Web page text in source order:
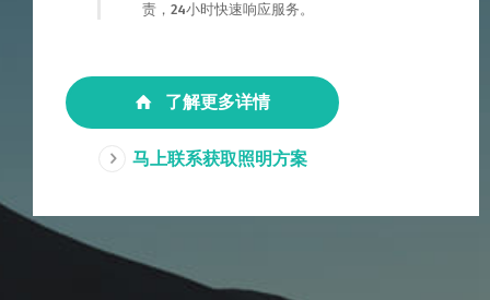
责，24小时快速响应服务。
了解更多详情
马上联系获取照明方案